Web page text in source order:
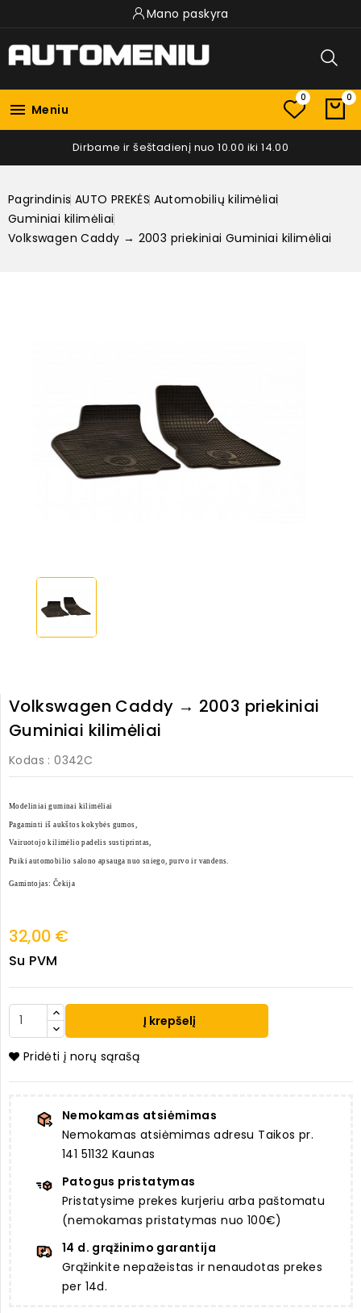
Mano paskyra
 Meniu
0 0
Dirbame ir šeštadienį nuo 10.00 iki 14.00
Pagrindinis AUTO PREKĖS Automobilių kilimėliai
Guminiai kilimėliai
Volkswagen Caddy → 2003 priekiniai Guminiai kilimėliai
Volkswagen Caddy → 2003 priekiniai
Guminiai kilimėliai
Kodas : 0342C
Modeliniai guminai kilimėliai
Pagaminti iš aukštos kokybės gumos,
Vairuotojo kilimėlio padelis sustiprintas,
Puiki automobilio salono apsauga nuo sniego, purvo ir vandens.
Gamintojas: Čekija
32,00 €
Su PVM
Į krepšelį
Pridėti į norų sąrašą
Nemokamas atsiėmimas
Nemokamas atsiėmimas adresu Taikos pr.
141 51132 Kaunas
Patogus pristatymas
Pristatysime prekes kurjeriu arba paštomatu
(nemokamas pristatymas nuo 100€)
14 d. grąžinimo garantija
Grąžinkite nepažeistas ir nenaudotas prekes
per 14d.